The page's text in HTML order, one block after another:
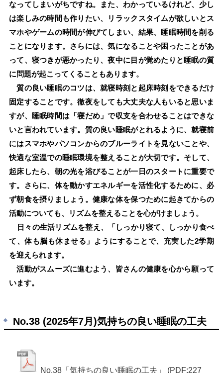
なってしまいがちですね。また、わかっているけれど、少し
は楽しみの時間も作りたい、リラックスタイムが欲しいとス
マホやゲームの時間が伸びてしまい、結果、睡眠時間を削る
ことになります。さらには、気になることや困ったことがあ
って、寝つきが悪かったり、夜中に目が覚めたりと睡眠の質
に問題が起こってくることもあります。
質の良い睡眠のコツは、就寝時刻と起床時刻をできるだけ
固定することです。徹夜をしても大丈夫な人もいると思いま
すが、睡眠時間は「寝だめ」で収支を合わせることはできな
いと言われています。質の良い睡眠がとれるように、就寝前
にはスマホやパソコンからのブルーライトを見ないことや、
快適な室温での睡眠環境を整えることが大切です。そして、
起床したら、朝の光を浴びることが一日のスタートに重要で
す。さらに、体を動かすエネルギーを活性化するために、必
ず朝食を摂りましょう。健康な体を保つために起きてからの
活動についても、リズムを整えることを心がけましょう。
日々の生活リズムを整え、「しっかり寝て、しっかり食べ
て、体も脳も休ませる」ようにすることで、充実した2学期
を迎えられます。
活動がスムーズに進むよう、皆さんの健康を心から願って
います。
No.38 (2025年7月)気持ちの良い睡眠の工夫
No.38「気持ちの良い睡眠の工夫」
(PDF:227